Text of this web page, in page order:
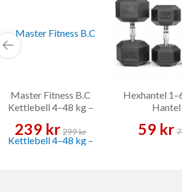
Master Fitness B.C
Kettlebell 4–48 kg –
239 kr299 kr
Hexhantel
Hantel
59 kr